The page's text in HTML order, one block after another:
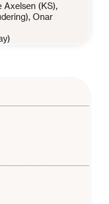
Axelsen (KS),
Onar